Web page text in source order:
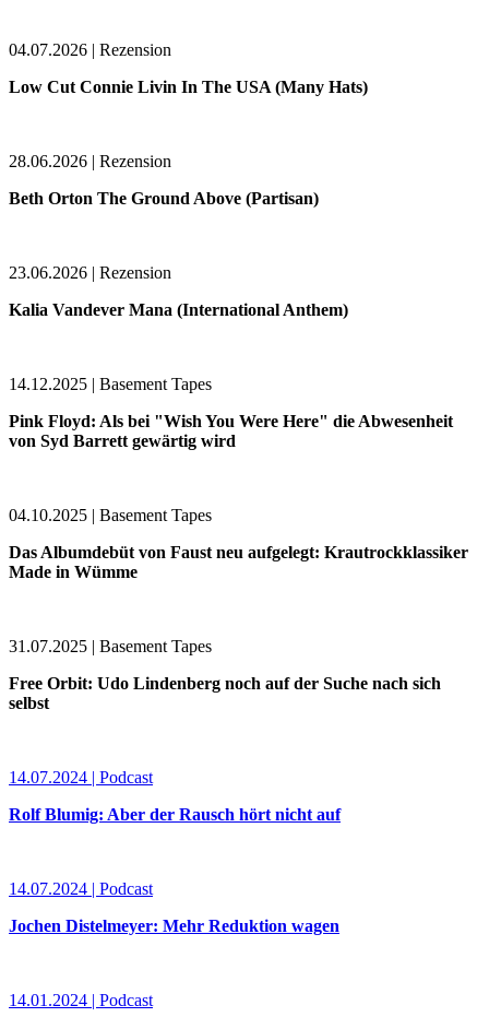
04.07.2026 | Rezension
Low Cut Connie Livin In The USA (Many Hats)
28.06.2026 | Rezension
Beth Orton The Ground Above (Partisan)
23.06.2026 | Rezension
Kalia Vandever Mana (International Anthem)
14.12.2025 | Basement Tapes
Pink Floyd: Als bei "Wish You Were Here" die Abwesenheit
von Syd Barrett gewärtig wird
04.10.2025 | Basement Tapes
Das Albumdebüt von Faust neu aufgelegt: Krautrockklassiker
Made in Wümme
31.07.2025 | Basement Tapes
Free Orbit: Udo Lindenberg noch auf der Suche nach sich
selbst
14.07.2024 | Podcast
Rolf Blumig: Aber der Rausch hört nicht auf
14.07.2024 | Podcast
Jochen Distelmeyer: Mehr Reduktion wagen
14.01.2024 | Podcast